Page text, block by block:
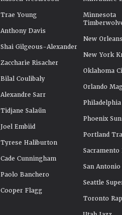
Trae Young
Anthony Davis
Shai Gilgeous-Alexander
Zaccharie Risacher
Bilal Coulibaly
Alexandre Sarr
Tidjane Salaün
Joel Embiid
Tyrese Haliburton
Cade Cunningham
Paolo Banchero
Cooper Flagg
Minnesota
New
New York
Oklahoma
Orlando
Phoenix
Portland
Sacramento
San Antonio
Seattle
Toronto